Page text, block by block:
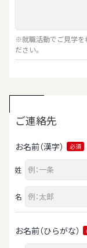
※就職活動でご見学を
ださい。
ご連絡先
お名前（漢字） 必須
姓
名
お名前（ひらがな）